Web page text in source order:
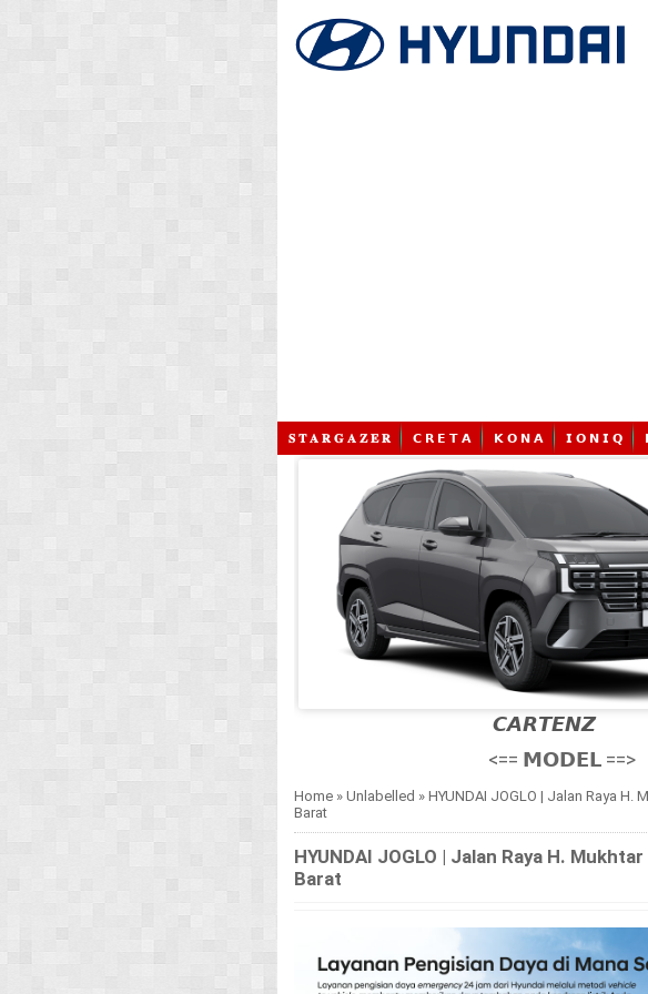
𝐒 𝐓 𝐀 𝐑 𝐆 𝐀 𝐙 𝐄 𝐑 𝗖 𝗥 𝗘 𝗧 𝗔 𝗞 𝗢 𝗡 𝗔 𝗜 𝗢 𝗡 𝗜 𝗤
𝘾𝘼𝙍𝙏𝙀𝙉𝙕
<== 𝗠𝗢𝗗𝗘𝗟 ==>
Home» Unlabelled » HYUNDAI JOGLO | Jalan Raya H.
Barat
HYUNDAI JOGLO | Jalan Raya H.
Barat